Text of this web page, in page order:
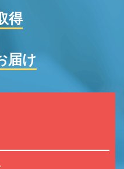
得
届け